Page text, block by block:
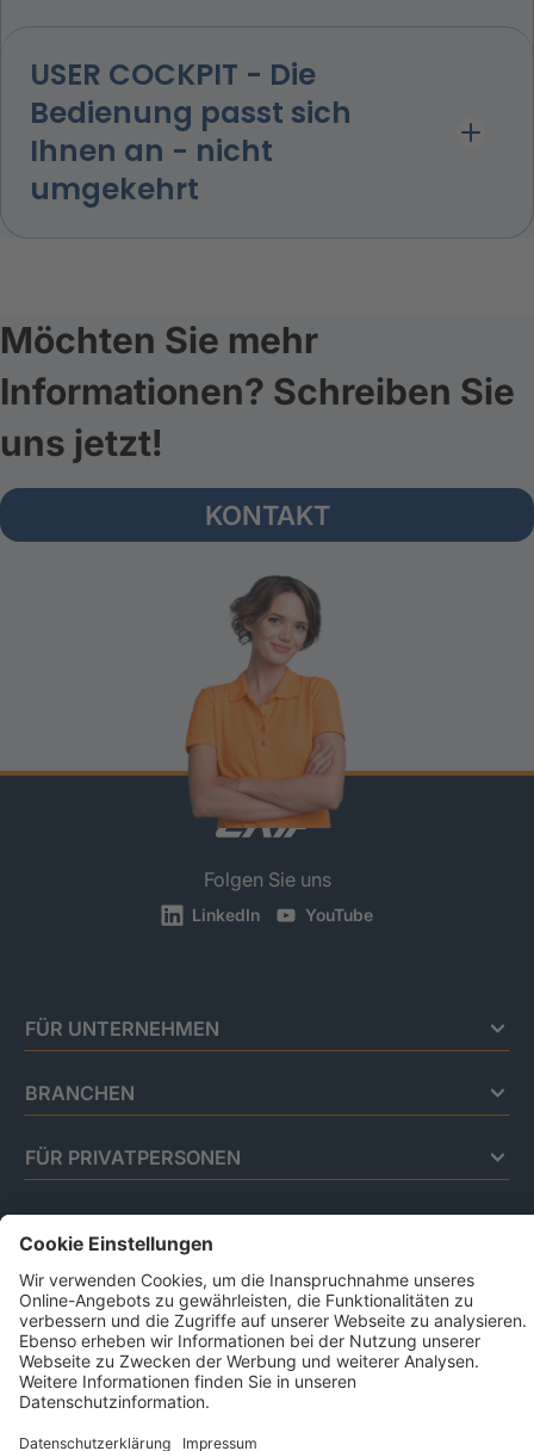
USER COCKPIT - Die
Bedienung passt sich
Ihnen an - nicht
umgekehrt
Möchten Sie mehr
Informationen? Schreiben Sie
uns jetzt!
KONTAKT
Folgen Sie uns
LinkedIn YouTube
FÜR UNTERNEHMEN
BRANCHEN
FÜR PRIVATPERSONEN
Datenschutz
Code Of Conduct
AGB Für Leistungen Im Risiko- Und
Chancenmanagement
AGB Für Data And Marketing Solutions
Business Ethics Policy